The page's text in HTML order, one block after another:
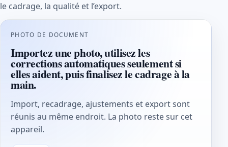
le cadrage, la qualité et l’export.
PHOTO DE DOCUMENT
Importez une photo, utilisez les
corrections automatiques seulement si
elles aident, puis finalisez le cadrage à la
main.
Import, recadrage, ajustements et export sont
réunis au même endroit. La photo reste sur cet
appareil.